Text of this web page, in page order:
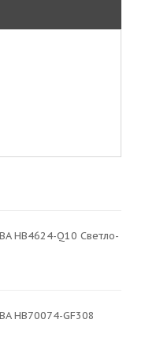
HB4624-Q10 Светло-
HB70074-GF308